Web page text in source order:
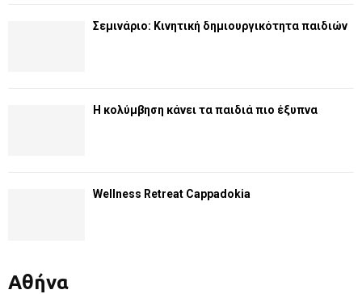
Σεμινάριο: Κινητική δημιουργικότητα παιδιών
Η κολύμβηση κάνει τα παιδιά πιο έξυπνα
Wellness Retreat Cappadokia
Αθήνα